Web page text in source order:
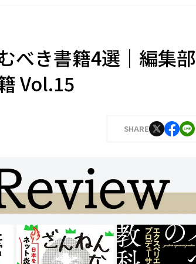
べき書籍4選｜編集部
Vol.15
SHARE